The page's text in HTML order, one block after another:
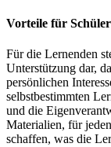
Vorteile für
Für die Lernenden
Unterstützung dar,
persönlichen
selbstbestimmten
und die
Materialien, für
schaffen, was die